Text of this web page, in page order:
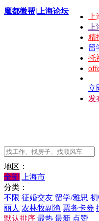
魔都微帮|上海论坛
精
留
托
立
发
地区：
全部
上海市
分类：
不限 征婚交友 留学/雅思
丽人 农林牧副渔 票务卡券
默认排序 最热 最新 点赞